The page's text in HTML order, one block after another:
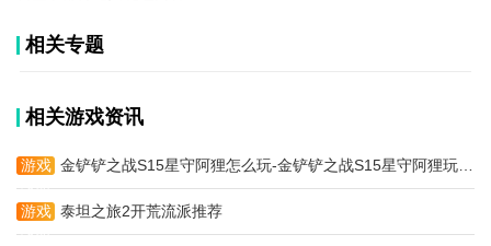
相关专题
相关游戏资讯
游戏
游戏 泰坦之旅2开荒流派推荐